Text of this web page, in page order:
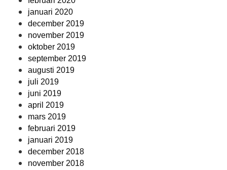
januari 2020
december 2019
november 2019
oktober 2019
september 2019
augusti 2019
juli 2019
juni 2019
april 2019
mars 2019
februari 2019
januari 2019
december 2018
november 2018